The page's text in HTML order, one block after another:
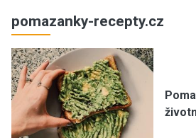
pomazanky-recepty.cz